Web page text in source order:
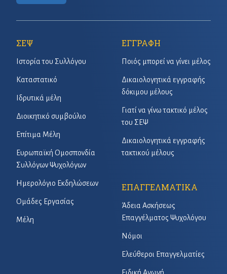
ΣΕΨ
Ιστορία του Συλλόγου
Καταστατικό
Ιδρυτικά μέλη
Διοικητικό συμβούλιο
Επίτιμα Μέλη
Ευρωπαϊκή Ομοσπονδία
Συλλόγων Ψυχολόγων
Ημερολόγιο Εκδηλώσεων
Ομάδες Εργασίας
Μέλη
ΕΓΓΡΑΦΗ
Ποιός μπορεί να γίνει μέλος
Δικαιολογητικά εγγραφής
δόκιμου μέλους
Γιατί να γίνω τακτικό μέλος
του ΣΕΨ
Δικαιολογητικά εγγραφής
τακτικού μέλους
ΕΠΑΓΓΕΛΜΑΤΙΚΑ
Άδεια Ασκήσεως
Επαγγέλματος Ψυχολόγου
Νόμοι
Ελεύθεροι Επαγγελματίες